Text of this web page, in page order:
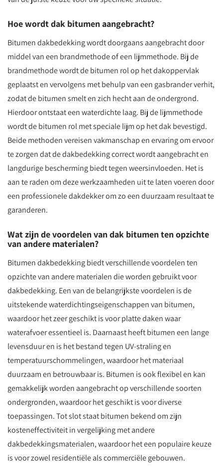
Hoe wordt dak bitumen aangebracht?
Bitumen dakbedekking wordt doorgaans aangebracht door
middel van een brandmethode of een lijmmethode. Bij de
brandmethode wordt de bitumen rol op het dakoppervlak
geplaatst en vervolgens met behulp van een gasbrander verhit,
zodat de bitumen smelt en zich hecht aan de ondergrond.
Hierdoor ontstaat een waterdichte laag. Bij de lijmmethode
wordt de bitumen rol met speciale lijm op het dak bevestigd.
Beide methoden vereisen vakmanschap en ervaring om ervoor
te zorgen dat de dakbedekking correct wordt aangebracht en
langdurige bescherming biedt tegen weersinvloeden. Het is
aan te raden om deze werkzaamheden uit te laten voeren door
een professionele dakdekker om zo een duurzaam resultaat te
garanderen.
Wat zijn de voordelen van dak bitumen ten opzichte
van andere materialen?
Bitumen dakbedekking biedt verschillende voordelen ten
opzichte van andere materialen die worden gebruikt voor
dakbedekking. Een van de belangrijkste voordelen is de
uitstekende waterdichtingseigenschappen van bitumen,
waardoor het zeer geschikt is voor platte daken waar
waterafvoer essentieel is. Daarnaast heeft bitumen een lange
levensduur en is het bestand tegen UV-straling en
temperatuurschommelingen, waardoor het materiaal
duurzaam en betrouwbaar is. Bitumen is ook flexibel en kan
gemakkelijk worden aangebracht op verschillende soorten
ondergronden, waardoor het geschikt is voor diverse
toepassingen. Tot slot staat bitumen bekend om zijn
kosteneffectiviteit in vergelijking met andere
dakbedekkingsmaterialen, waardoor het een populaire keuze
is voor zowel residentiële als commerciële gebouwen.